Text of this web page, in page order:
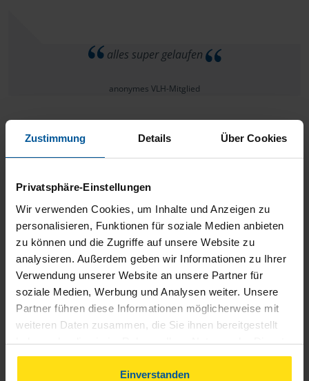
Zustimmung Details Über Cookies
Privatsphäre-Einstellungen
Wir verwenden Cookies, um Inhalte und Anzeigen zu
personalisieren, Funktionen für soziale Medien anbieten
zu können und die Zugriffe auf unsere Website zu
analysieren. Außerdem geben wir Informationen zu Ihrer
Verwendung unserer Website an unsere Partner für
soziale Medien, Werbung und Analysen weiter. Unsere
Partner führen diese Informationen möglicherweise mit
weiteren Daten zusammen, die Sie ihnen bereitgestellt
haben oder die sie im Rahmen Ihrer Nutzung der Dienste
gesammelt haben. Indem Sie auf Einverstanden klicken,
können Sie der Verwendung von Cookies, gemäß
Einverstanden
alles super gelaufen
anonymes VLH-Mitglied
Guggi
Vollkommen zufrieden mit Frau Pieper
anonymes VLH-Mitglied